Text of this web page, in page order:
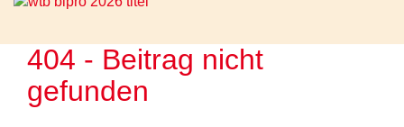
404 - Beitrag nicht
gefunden